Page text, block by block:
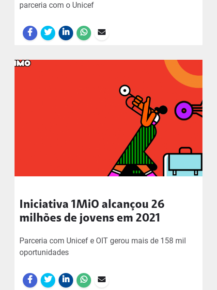
parceria com o Unicef
Iniciativa 1MiO alcançou 26
milhões de jovens em 2021
Parceria com Unicef e OIT gerou mais de 158 mil
oportunidades